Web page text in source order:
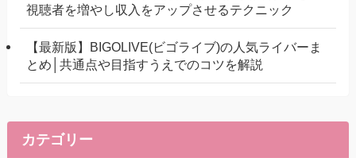
視聴者を増やし収入をアップさせるテクニック
【最新版】BIGOLIVE(ビゴライブ)の人気ライバーま
とめ│共通点や目指すうえでのコツを解説
カテゴリー